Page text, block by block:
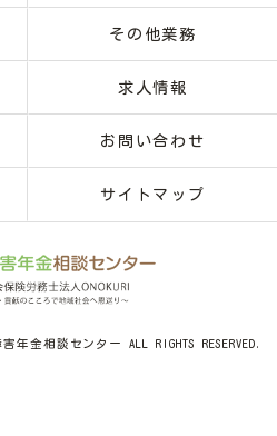
その他業務
求人情報
お問い合わせ
サイトマップ
金相談センター ALL RIGHTS RESERVED.